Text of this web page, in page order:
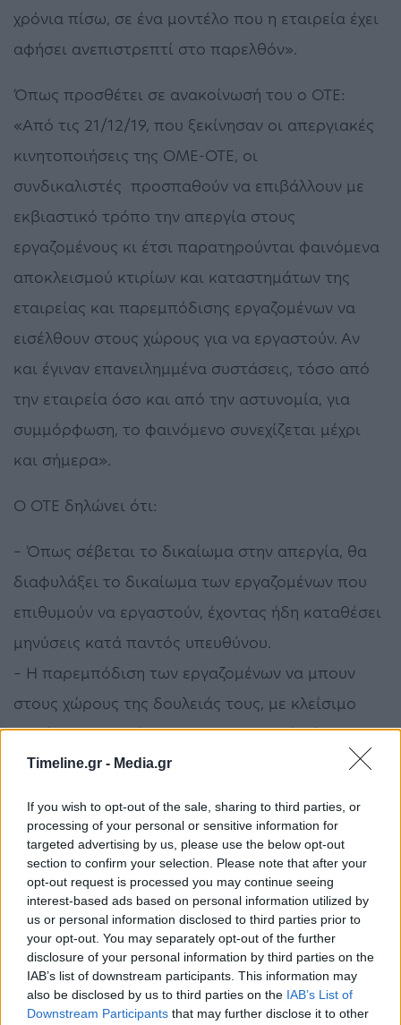
Timeline.gr - Media.gr
If you wish to opt-out of the sale, sharing to third parties, or
processing of your personal or sensitive information for
targeted advertising by us, please use the below opt-out
section to confirm your selection. Please note that after your
opt-out request is processed you may continue seeing
interest-based ads based on personal information utilized by
us or personal information disclosed to third parties prior to
your opt-out. You may separately opt-out of the further
disclosure of your personal information by third parties on the
IAB’s list of downstream participants. This information may
also be disclosed by us to third parties on the IAB’s List of
Downstream Participants that may further disclose it to other
χρόνια πίσω, σε ένα μοντέλο που η εταιρεία έχει
αφήσει ανεπιστρεπτί στο παρελθόν».
Όπως προσθέτει σε ανακοίνωσή του ο ΟΤΕ:
«Από τις 21/12/19, που ξεκίνησαν οι απεργιακές
κινητοποιήσεις της ΟΜΕ-ΟΤΕ, οι
συνδικαλιστές προσπαθούν να επιβάλλουν με
εκβιαστικό τρόπο την απεργία στους
εργαζομένους κι έτσι παρατηρούνται φαινόμενα
αποκλεισμού κτιρίων και καταστημάτων της
εταιρείας και παρεμπόδισης εργαζομένων να
εισέλθουν στους χώρους για να εργαστούν. Αν
και έγιναν επανειλημμένα συστάσεις, τόσο από
την εταιρεία όσο και από την αστυνομία, για
συμμόρφωση, το φαινόμενο συνεχίζεται μέχρι
και σήμερα».
Ο ΟΤΕ δηλώνει ότι:
– Όπως σέβεται το δικαίωμα στην απεργία, θα
διαφυλάξει το δικαίωμα των εργαζομένων που
επιθυμούν να εργαστούν, έχοντας ήδη καταθέσει
μηνύσεις κατά παντός υπευθύνου.
– Η παρεμπόδιση των εργαζομένων να μπουν
στους χώρους της δουλειάς τους, με κλείσιμο
θυρών-περιφρούρηση και εκφοβισμό, είναι
παράνομη και προσβάλλει θεμελιώδη
δημοκρατική κοινωνία.
– Η τακτική αυτή αναγκάζει, όσους εργαζόμενους
επιθυμούν να εργαστούν, να υποστούν
οικονομική ζημία και τους στερεί το
δημοκρατικό δικαίωμα της ελευθερίας επιλογής.
– Η παρεμπόδιση των εργαζομένων που θέλουν
να ασκήσουν το δικαίωμα να εργαστούν είναι